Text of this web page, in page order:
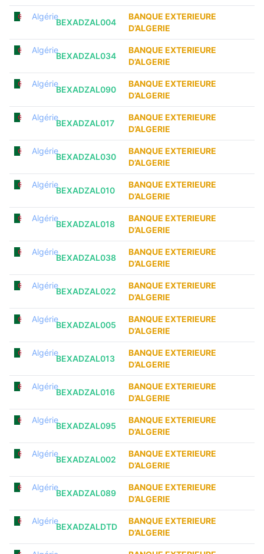
Algérie
BEXADZAL004
BANQUE EXTERIEURE
D’ALGERIE
Algérie
BEXADZAL034
BANQUE EXTERIEURE
D’ALGERIE
Algérie
BEXADZAL090
BANQUE EXTERIEURE
D’ALGERIE
Algérie
BEXADZAL017
BANQUE EXTERIEURE
D’ALGERIE
Algérie
BEXADZAL030
BANQUE EXTERIEURE
D’ALGERIE
Algérie
BEXADZAL010
BANQUE EXTERIEURE
D’ALGERIE
Algérie
BEXADZAL018
BANQUE EXTERIEURE
D’ALGERIE
Algérie
BEXADZAL038
BANQUE EXTERIEURE
D’ALGERIE
Algérie
BEXADZAL022
BANQUE EXTERIEURE
D’ALGERIE
Algérie
BEXADZAL005
BANQUE EXTERIEURE
D’ALGERIE
Algérie
BEXADZAL013
BANQUE EXTERIEURE
D’ALGERIE
Algérie
BEXADZAL016
BANQUE EXTERIEURE
D’ALGERIE
Algérie
BEXADZAL095
BANQUE EXTERIEURE
D’ALGERIE
Algérie
BEXADZAL002
BANQUE EXTERIEURE
D’ALGERIE
Algérie
BEXADZAL089
BANQUE EXTERIEURE
D’ALGERIE
Algérie
BEXADZALDTD
BANQUE EXTERIEURE
D’ALGERIE